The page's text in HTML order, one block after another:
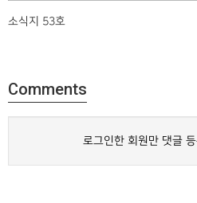
소식지 53호
Comments
로그인한 회원만 댓글